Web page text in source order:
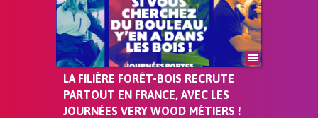
LA FILIÈRE FORÊT-BOIS RECRUTE
PARTOUT EN FRANCE, AVEC LES
JOURNÉES VERY WOOD MÉTIERS !